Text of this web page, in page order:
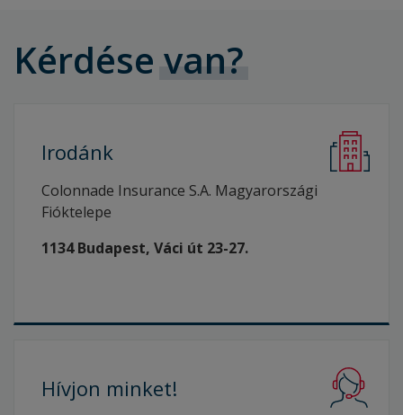
Kérdése van?
Irodánk
Colonnade Insurance S.A. Magyarországi
Fióktelepe
1134 Budapest, Váci út 23-27.
Hívjon minket!